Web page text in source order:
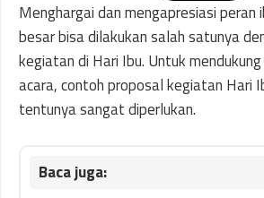
Menghargai dan mengapresiasi peran
besar bisa dilakukan salah satunya
kegiatan di Hari Ibu. Untuk
acara, contoh proposal kegiatan Hari
tentunya sangat diperlukan.